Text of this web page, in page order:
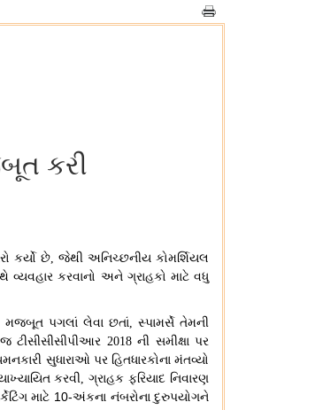
કરી
કર્યો છે, જેથી અનિચ્છનીય કોમર્શિયલ
વ્યવહાર કરવાનો અને ગ્રાહકો માટે વધુ
મજબૂત પગલાં લેવા છતાં, સ્પામર્સે તેમની
ટીસીસીસીપીઆર 2018 ની સમીક્ષા પર
સુધારાઓ પર હિતધારકોના મંતવ્યો
કરવી,ગ્રાહક ફરિયાદ નિવારણ
માટે 10-અંકના નંબરોના દુરુપયોગને